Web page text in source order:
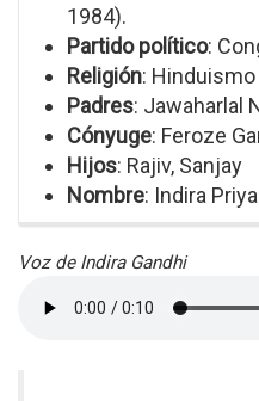
1984).
Partido político:
Religión: Hinduismo
Padres: Jawaharlal
Cónyuge: Feroze
Hijos: Rajiv, Sanjay
Nombre: Indira
Voz de Indira Gandhi